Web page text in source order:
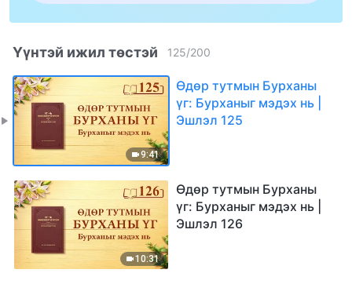
Үүнтэй ижил төстэй 125/200
9:41
Өдөр тутмын Бурханы
үг: Бурханыг мэдэх нь |
Эшлэл 125
10:31
Өдөр тутмын Бурханы
үг: Бурханыг мэдэх нь |
Эшлэл 126